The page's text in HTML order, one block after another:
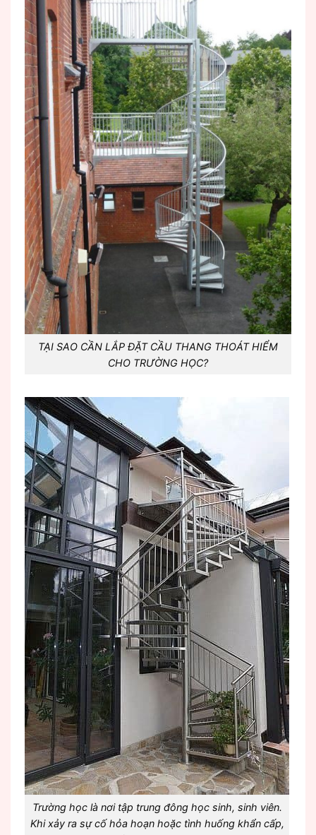
TẠI SAO CẦN LẮP ĐẶT CẦU THANG THOÁT HIỂM
CHO TRƯỜNG HỌC?
Trường học là nơi tập trung đông học sinh, sinh viên.
Khi xảy ra sự cố hỏa hoạn hoặc tình huống khẩn cấp,